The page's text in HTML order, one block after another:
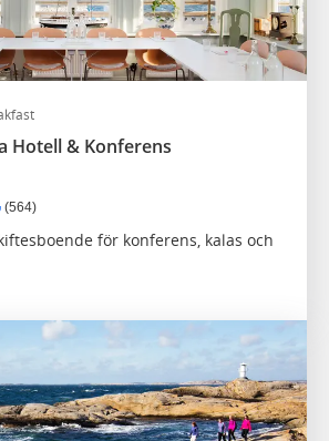
Hotell & Konferens
(564)
för konferens, kalas och